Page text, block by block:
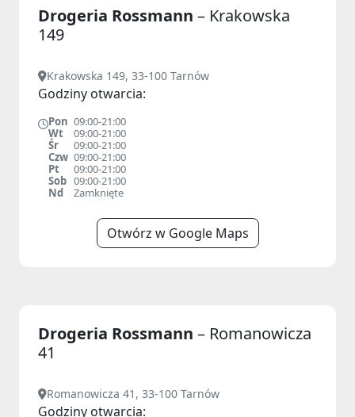
Drogeria Rossmann – Krakowska
149
Krakowska 149, 33-100 Tarnów
Godziny otwarcia:
Pon 09:00-21:00
Wt
09:00-21:00
Śr
09:00-21:00
Czw 09:00-21:00
Pt
09:00-21:00
Sob 09:00-21:00
Nd
Zamknięte
Otwórz w Google Maps
Drogeria Rossmann – Romanowicza
41
Romanowicza 41, 33-100 Tarnów
Godziny otwarcia: